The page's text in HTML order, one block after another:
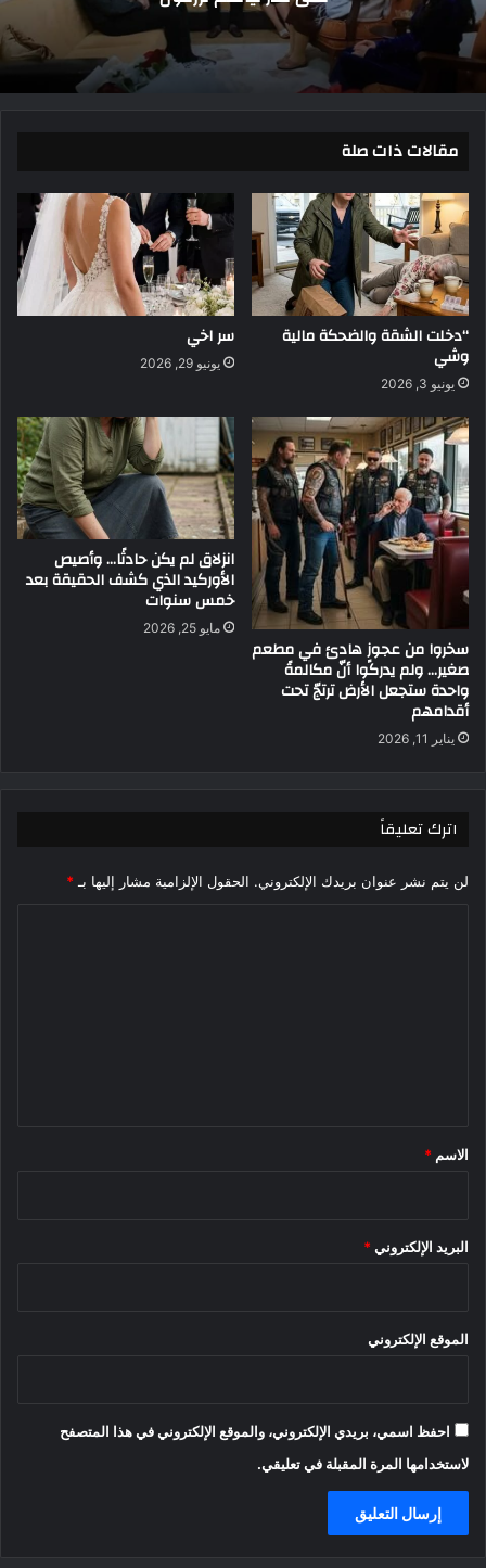
مقالات ذات صلة
“دخلت الشقة والضحكة مالية
وشي
يونيو 3, 2026
سر اخي
يونيو 29, 2026
سخروا من عجوزٍ هادئ في مطعم
صغير… ولم يدركوا أنّ مكالمةً
واحدة ستجعل الأرض ترتجّ تحت
أقدامهم
يناير 11, 2026
انزلاق لم يكن حادثًا… وأصيص
الأوركيد الذي كشف الحقيقة بعد
خمس سنوات
مايو 25, 2026
اترك تعليقاً
لن يتم نشر عنوان بريدك الإلكتروني. الحقول الإلزامية مشار إليها بـ *
*
الاسم *
البريد الإلكتروني *
الموقع الإلكتروني
احفظ اسمي، بريدي الإلكتروني، والموقع الإلكتروني في هذا المتصفح
لاستخدامها المرة المقبلة في تعليقي.